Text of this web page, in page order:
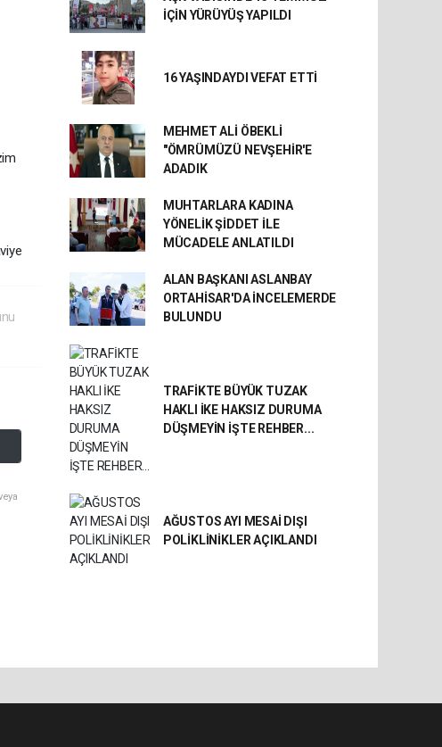
İÇİN YÜRÜYÜŞ YAPILDI
16 YAŞINDAYDI VEFAT ETTİ
MEHMET ALİ ÖBEKLİ
"ÖMRÜMÜZÜ NEVŞEHİR'E
ADADIK
MUHTARLARA KADINA
YÖNELİK ŞİDDET İLE
MÜCADELE ANLATILDI
ALAN BAŞKANI ASLANBAY
ORTAHİSAR'DA İNCELEMERDE
BULUNDU
TRAFİKTE BÜYÜK TUZAK
HAKLI İKE HAKSIZ DURUMA
DÜŞMEYİN İŞTE REHBER...
AĞUSTOS AYI MESAİ DIŞI
POLİKLİNİKLER AÇIKLANDI